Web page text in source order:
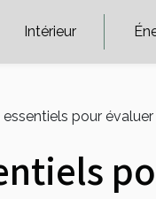
Intérieur
essentiels pour